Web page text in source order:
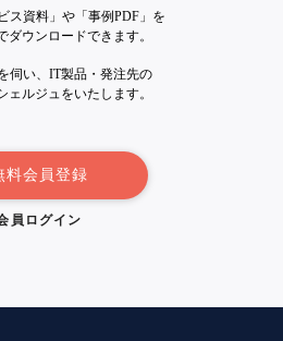
ス資料」や「事例PDF」を
ダウンロードできます。
伺い、IT製品・発注先の
ェルジュをいたします。
料会員登録
員ログイン